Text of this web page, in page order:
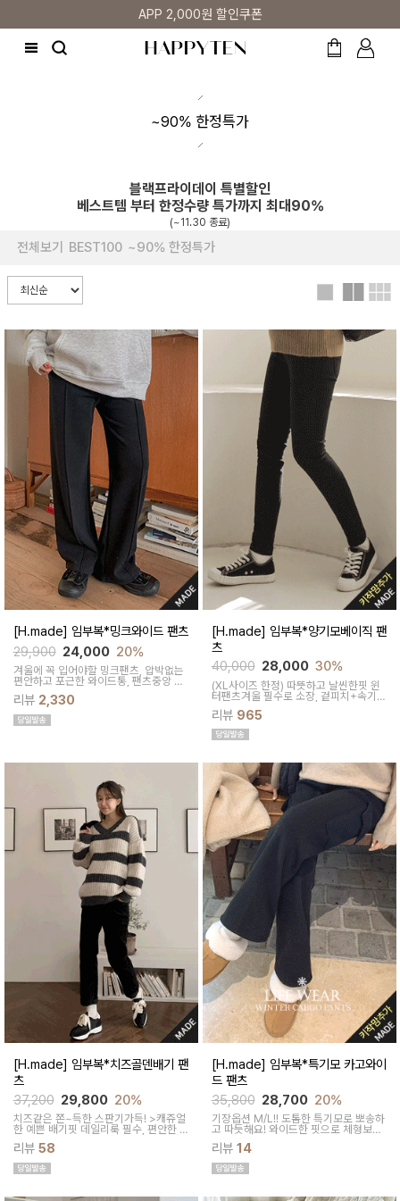
APP 2,000원 할인쿠폰
~90% 한정특가
블랙프라이데이 특별할인
베스트템 부터 한정수량 특가까지 최대90%
(~11.30 종료)
전체보기 BEST100 ~90% 한정특가
[H.made] 임부복*밍크와이드 팬츠
29,900 24,000 20%
겨울에 꼭 입어야할 밍크팬츠, 압박없는
편안하고 포근한 와이드통, 팬츠중앙 세
로핀턱으로 길어보이는효과~ 어떤 상의
에도 편하게 코디할수 있는 만능팬츠
리뷰 2,330
[H.made] 임부복*양기모베이직 팬
츠
40,000 28,000 30%
(XL사이즈 한정) 따뜻하고 날씬한핏 윈
터팬츠겨울 필수로 소장, 겉피치+속기모
어떤 룩에도 세련되게 매치되는 베이직
핏
리뷰 965
[H.made] 임부복*치즈골덴배기 팬
츠
37,200 29,800 20%
치즈같은 쫀~득한 스판기가득! >캐쥬얼
한 예쁜 배기핏 데일리룩 필수, 편안한 착
용감과 부드럽고 포근한 코듀로이소재로
겨울내내 따뜻하게 입어요
리뷰 58
[H.made] 임부복*특기모 카고와이
드 팬츠
35,800 28,700 20%
기장옵션 M/L!! 도톰한 특기모로 뽀송하
고 따듯해요! 와이드한 핏으로 체형보완
에도 좋고 카고주머니 디테일로 트렌디
하게 착용하기 좋은 아이템이에요
리뷰 14